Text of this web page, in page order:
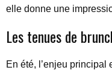
elle donne une
Les tenues de
En été, l’enjeu principal